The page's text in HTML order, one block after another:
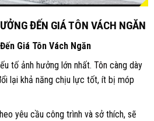
ĐẾN GIÁ TÔN VÁCH NGĂN
Giá Tôn Vách Ngăn
tố ảnh hưởng lớn nhất. Tôncàng dày
lại khả năng chịu lực tốt, ít bị móp
yêu cầu công trình và sở thích, sẽ